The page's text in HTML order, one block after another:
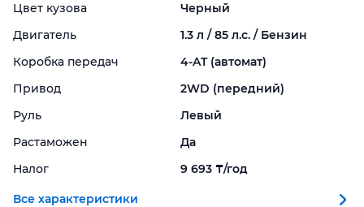
Цвет кузова
Черный
Двигатель
1.3 л / 85 л.с. / Бензин
Коробка передач
4-AT (автомат)
Привод
2WD (передний)
Руль
Левый
Растаможен
Да
Налог
9 693 ₸/год
Все характеристики